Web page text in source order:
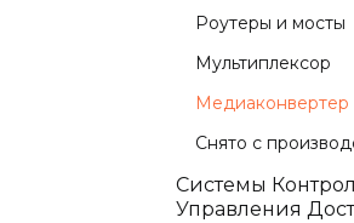
Роутеры и мосты
Мультиплексор
Медиаконвертер
Снято с
Системы
Управления